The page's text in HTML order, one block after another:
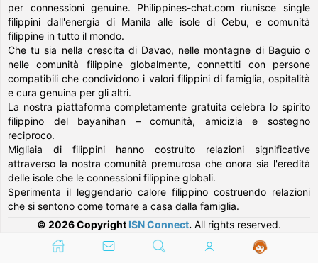
per connessioni genuine. Philippines-chat.com riunisce single
filippini dall'energia di Manila alle isole di Cebu, e comunità
filippine in tutto il mondo.
Che tu sia nella crescita di Davao, nelle montagne di Baguio o
nelle comunità filippine globalmente, connettiti con persone
compatibili che condividono i valori filippini di famiglia, ospitalità
e cura genuina per gli altri.
La nostra piattaforma completamente gratuita celebra lo spirito
filippino del bayanihan – comunità, amicizia e sostegno
reciproco.
Migliaia di filippini hanno costruito relazioni significative
attraverso la nostra comunità premurosa che onora sia l'eredità
delle isole che le connessioni filippine globali.
Sperimenta il leggendario calore filippino costruendo relazioni
che si sentono come tornare a casa dalla famiglia.
© 2026 Copyright ISN Connect. All rights reserved.